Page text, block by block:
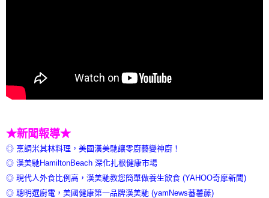
★新聞報導★
◎ 烹調米其林料理，美國漢美馳讓零廚藝變神廚！
◎ 漢美馳HamiltonBeach 深化扎根健康市場
◎ 現代人外食比例高，漢美馳教您簡單做養生飲食 (YAHOO奇摩新聞)
◎ 聰明選廚電，美國健康第一品牌漢美馳 (yamNews蕃薯藤)